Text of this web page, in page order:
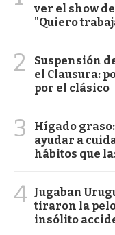
ver el show
"Quiero
2
Suspensión
el Clausura:
por el clásico
3
Hígado
ayudar a
hábitos que
4 Jugaban
tiraron la
insólito